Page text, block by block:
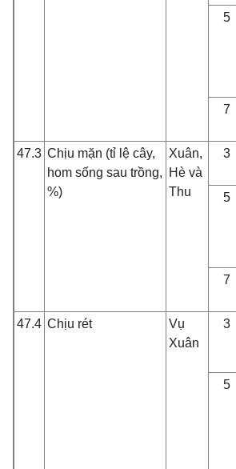
5
7
47.3 Chịu mặn (tỉ lệ cây,
hom sống sau trồng,
%)
Xuân,
Hè và
Thu
3
5
7
47.4 Chịu rét
Vụ
Xuân
3
5